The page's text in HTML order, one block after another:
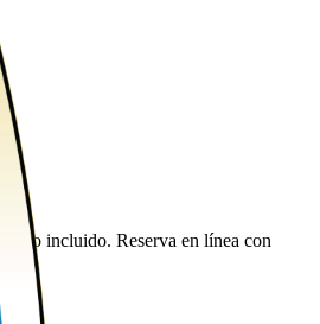
incluido. Reserva en línea con